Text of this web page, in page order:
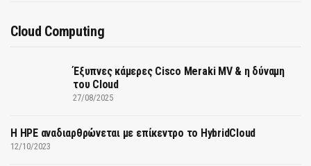
Cloud Computing
Έξυπνες κάμερες Cisco Meraki MV & η δύναμη
του Cloud
27/08/2025
H HPE αναδιαρθρώνεται με επίκεντρο το HybridCloud
12/10/2023